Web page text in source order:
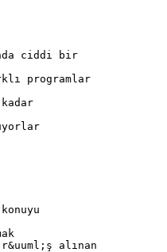
ciddi bir
programlar
alınan